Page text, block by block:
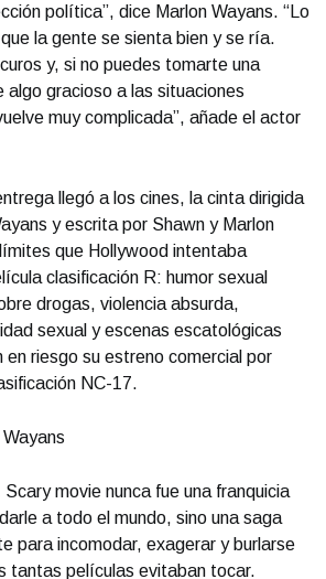
política”, dice Marlon Wayans. “Lo
la gente se sienta bien y se ría.
y, si no puedes tomarte una
algo gracioso a las situaciones
muy complicada”, añade el actor
llegó a los cines, la cinta dirigida
y escrita por Shawn y Marlon
que Hollywood intentaba
clasificación R: humor sexual
drogas, violencia absurda,
sexual y escenas escatológicas
en riesgo su estreno comercial por
NC-17.
Wayans
movie nunca fue una franquicia
a todo el mundo, sino una saga
para incomodar, exagerar y burlarse
tantas películas evitaban tocar.